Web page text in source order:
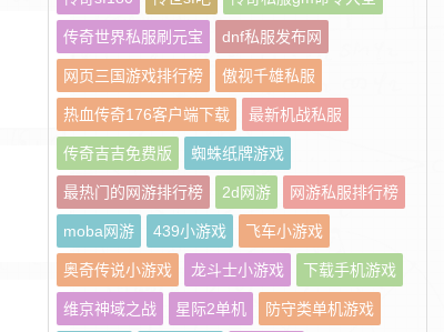
传奇世界私服刷元宝 dnf私服发布网
网页三国游戏排行榜 傲视千雄私服
热血传奇176客户端下载 最新机战私服
传奇吉吉免费版 蜘蛛纸牌游戏
最热门的网游排行榜 2d网游 网游私服排行榜
moba网游 439小游戏 飞车小游戏
奥奇传说小游戏 龙斗士小游戏 下载手机游戏
维京神域之战 星际2单机 防守类单机游戏